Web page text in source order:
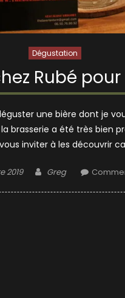
Dégustation
Rubé
une bière dont je
brasserie a été très
inviter à les découvrir
2019 Author
Greg